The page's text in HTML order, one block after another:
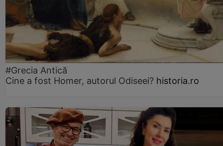
#Grecia Antică
Cine a fost Homer, autorul Odiseei? historia.ro